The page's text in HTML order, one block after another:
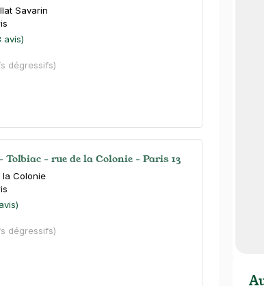
Savarin
avis)
dégressifs)
Tolbiac - rue de la Colonie - Paris 13
la Colonie
dégressifs)